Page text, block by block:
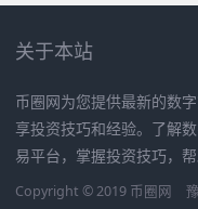
关于本站
币圈网为您提供最新的数
享投资技巧和经验。了解
易平台，掌握投资技巧，
Copyright © 2019 币圈网